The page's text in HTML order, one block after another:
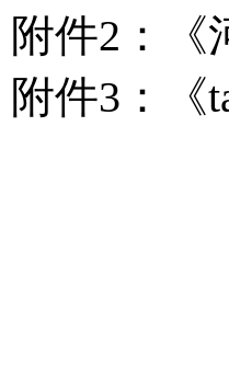
附件2：《
附件3：《